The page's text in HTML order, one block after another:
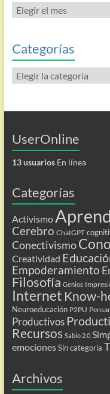
Todas
las
Categorías
Categorías
UserOnline
13 usuariosEn línea
Categorías
Activismo
Cerebro ChatGPT
Conectivismo
Creatividad
Empoderamiento
Filosofía Genios
Internet Know-
Neuroeducación P2PU
Productivos
Recursos Sabio 2.0
emociones Sin categoría
Archivos